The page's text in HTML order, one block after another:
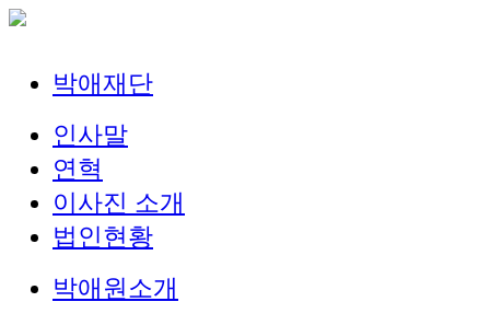
박애재단
인사말
연혁
이사진 소개
법인현황
박애원소개